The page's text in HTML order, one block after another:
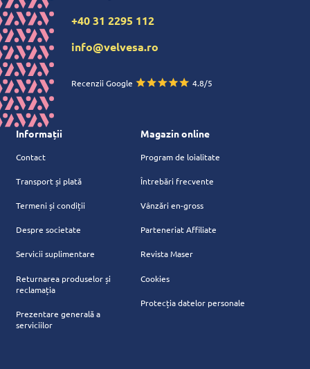
+40 31 2295 112
info@velvesa.ro
Recenzii Google 4.8/5
Informații
Contact
Transport și plată
Termeni și condiții
Despre societate
Servicii suplimentare
Returnarea produselor și
reclamația
Prezentare generală a
serviciilor
Magazin online
Program de loialitate
Întrebări frecvente
Vânzări en-gross
Parteneriat Affiliate
Revista Maser
Cookies
Protecția datelor personale